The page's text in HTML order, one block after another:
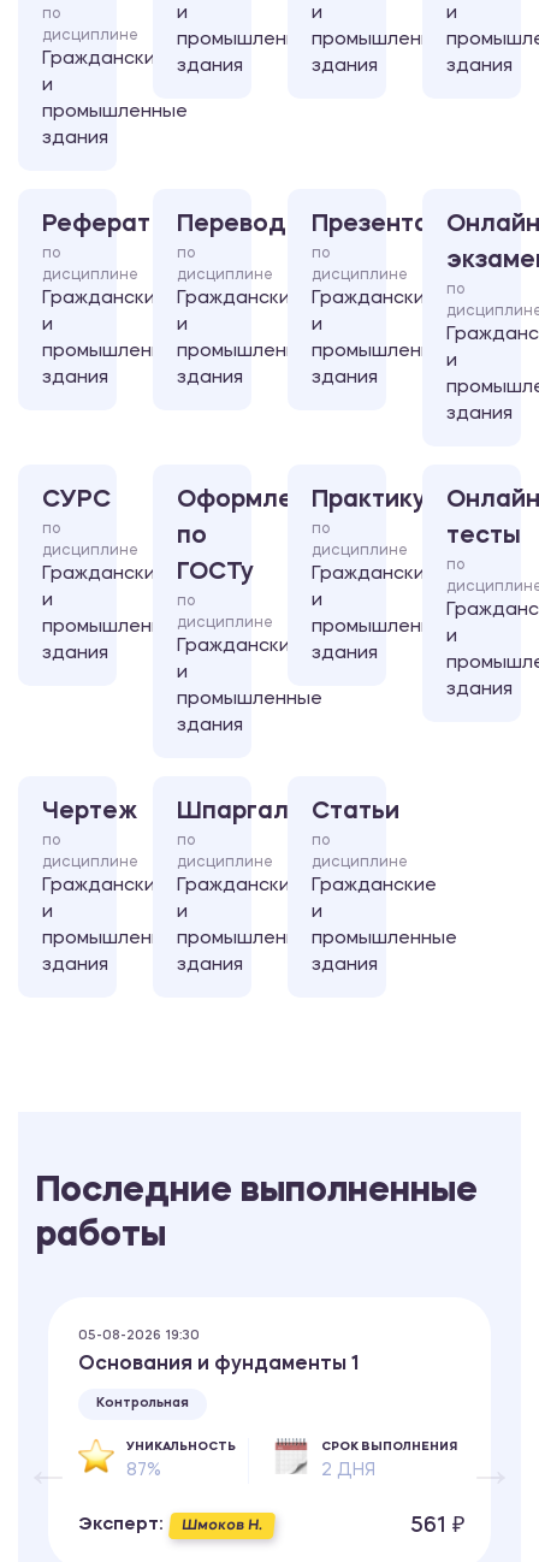
по
дисциплине
Гражданские
и
промышленные
здания
и
промышленные
здания
и
промышленные
здания
и
здания
Реферат
по
дисциплине
Гражданские
и
промышленные
здания
Перевод
по
дисциплине
Гражданские
и
промышленные
здания
Презентация
по
дисциплине
Гражданские
и
промышленные
здания
по
и
здания
СУРС
по
дисциплине
Гражданские
и
промышленные
здания
Оформление
по
ГОСТу
по
дисциплине
Гражданские
и
промышленные
здания
Практикум
по
дисциплине
Гражданские
и
промышленные
здания
тесты
по
и
здания
Чертеж
по
дисциплине
Гражданские
и
промышленные
здания
Шпаргалка
по
дисциплине
Гражданские
и
промышленные
здания
Статьи
по
дисциплине
Гражданские
и
промышленные
здания
Последние выполненные
работы
05-08-2026 19:30
Основания и фундаменты 1
Контрольная
УНИКАЛЬНОСТЬ
87%
СРОК ВЫПОЛНЕНИЯ
2 ДНЯ
Эксперт: Шмоков Н. 561 ₽